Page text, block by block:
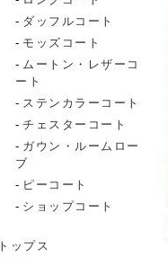
ダッフルコート
モッズコート
ムートン・レザーコ
ート
ステンカラーコート
チェスターコート
ガウン・ルームロー
ブ
ピーコート
ショップコート
トップス